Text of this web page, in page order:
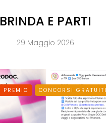
BRINDA E PARTI
29 Maggio 2026
PREMIO CONCORSI GRATUITI